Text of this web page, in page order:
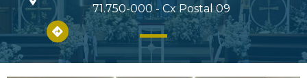
71.750-000 - Cx Postal 09